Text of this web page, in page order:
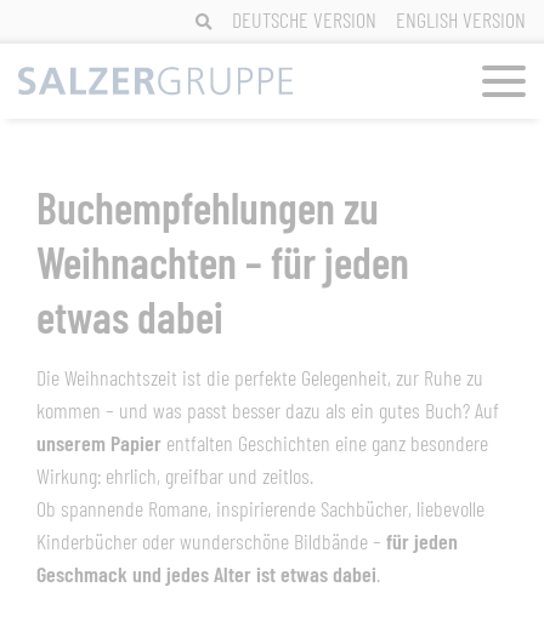
content
DEUTSCHE VERSION ENGLISH VERSION
Buchempfehlungen zu
Weihnachten – für jeden
etwas dabei
Die Weihnachtszeit ist die perfekte Gelegenheit, zur Ruhe zu
kommen – und was passt besser dazu als ein gutes Buch? Auf
unserem Papier entfalten Geschichten eine ganz besondere
Wirkung: ehrlich, greifbar und zeitlos.
Ob spannende Romane, inspirierende Sachbücher, liebevolle
Kinderbücher oder wunderschöne Bildbände – für jeden
Geschmack und jedes Alter ist etwas dabei.